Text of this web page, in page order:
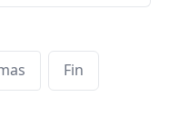
Fin